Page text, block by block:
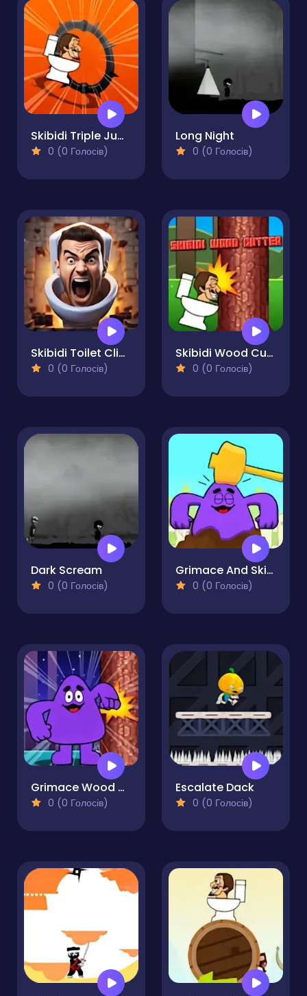
Skibidi Triple Jump
0 (0 Голосів)
Long Night
0 (0 Голосів)
Skibidi Toilet Clicker
0 (0 Голосів)
Skibidi Wood Cutter
0 (0 Голосів)
Dark Scream
0 (0 Голосів)
Grimace And Skibidi Whack A Mole
0 (0 Голосів)
Grimace Wood Cutter
0 (0 Голосів)
Escalate Dack
0 (0 Голосів)